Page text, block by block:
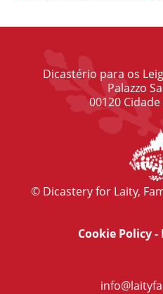
Dicastério para os
Palazzo
00120
© Dicastery for Laity,
Cookie Policy-